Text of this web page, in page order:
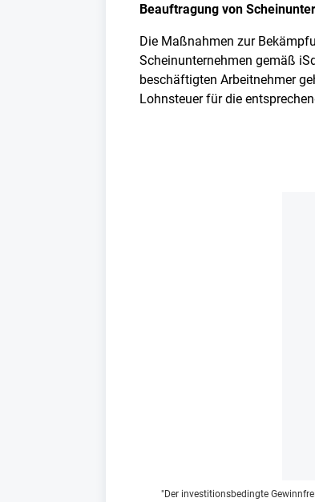
Beauftragung von
Die Maßnahmen zur
Scheinunternehmen gemäß
beschäftigten Arbeitnehmer
Lohnsteuer für die
"Der investitionsbedingte